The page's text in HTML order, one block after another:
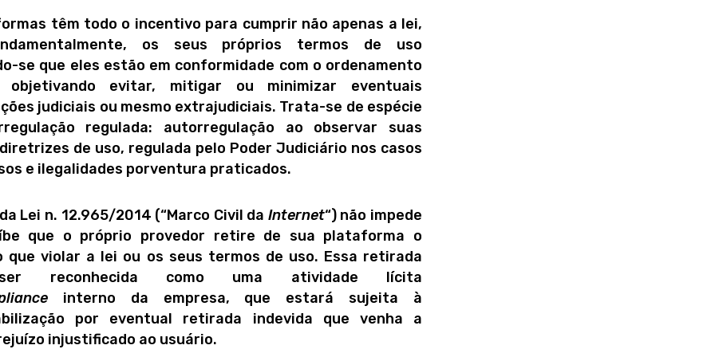
têm todo o incentivo para cumprir não apenas a lei,
os seus próprios termos de uso
se que eles estão em conformidade com o ordenamento
objetivando evitar, mitigar ou minimizar eventuais
judiciais ou mesmo extrajudiciais. Trata-se de espécie
regulada: autorregulação ao observar suas
de uso, regulada pelo Poder Judiciário nos casos
e ilegalidades porventura praticados.
Lei n. 12.965/2014 (“Marco Civil da Internet“) não impede
que o próprio provedor retire de sua plataforma o
que violar a lei ou os seus termos de uso. Essa retirada
reconhecida como uma atividade lícita
interno da empresa, que estará sujeita à
por eventual retirada indevida que venha a
injustificado ao usuário.